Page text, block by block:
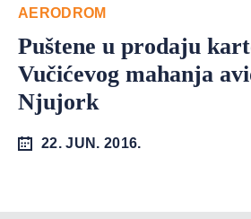
AERODROM
Puštene u prodaju
Vučićevog mahanja
Njujork
22. JUN. 2016.